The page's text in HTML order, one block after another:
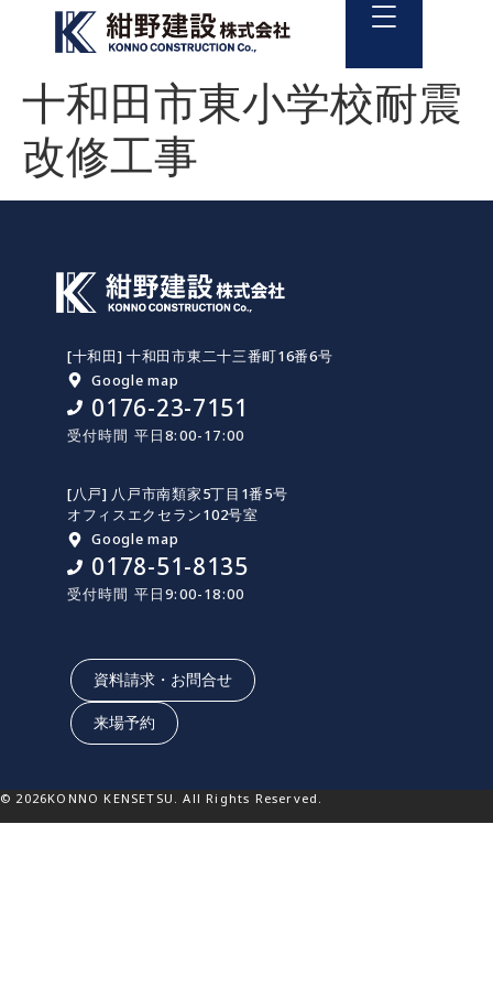
十和田市東小学校耐震
改修工事
[十和田] 十和田市東二十三番町16番6号
Google map
0176-23-7151
受付時間 平日8:00-17:00
[八戸] 八戸市南類家5丁目1番5号
オフィスエクセラン102号室
Google map
0178-51-8135
受付時間 平日9:00-18:00
資料請求・お問合せ
来場予約
© 2026KONNO KENSETSU. All Rights Reserved.